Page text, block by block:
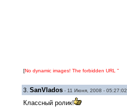
[No dynamic images! The forbidden URL "
3. SanVlados- 11 Июня, 2008 - 05:27:02
Классный ролик!